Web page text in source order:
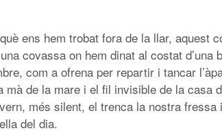
ens hem trobat fora de la llar, aquest
covassa on hem dinat al costat d’una
com a ofrena per repartir i tancar
mà de la mare i el fil invisible de la casa
més silent, el trenca la nostra
del dia.